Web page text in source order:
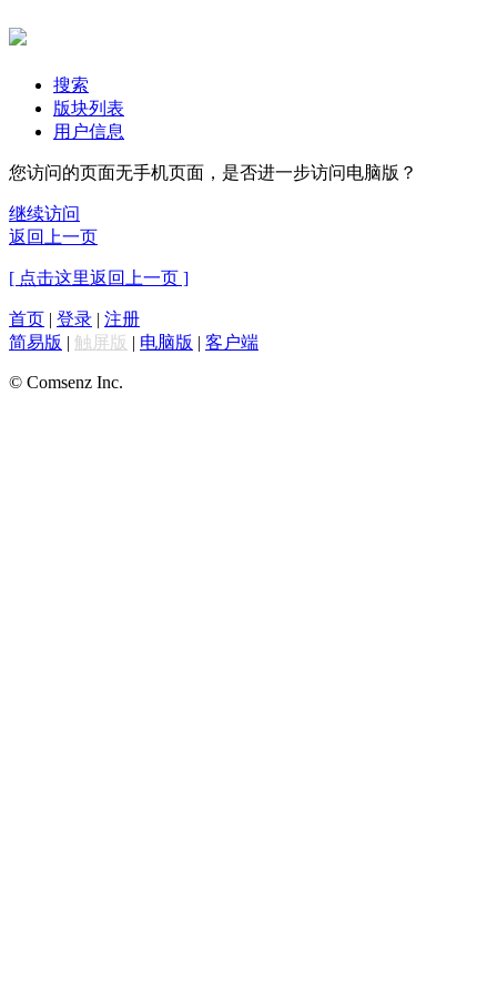
搜索
版块列表
用户信息
您访问的页面无手机页面，是否进一步访问电脑版？
继续访问
返回上一页
[ 点击这里返回上一页 ]
首页 | 登录 | 注册
简易版 | 触屏版 | 电脑版 | 客户端
© Comsenz Inc.